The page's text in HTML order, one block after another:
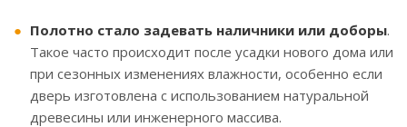
Полотно стало задевать наличники или доборы.
Такое часто происходит после усадки нового дома или
при сезонных изменениях влажности, особенно если
дверь изготовлена с использованием натуральной
древесины или инженерного массива.